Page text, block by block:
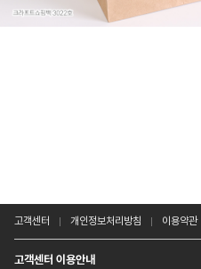
고객센터 개인정보처리방침 이용약관
고객센터 이용안내